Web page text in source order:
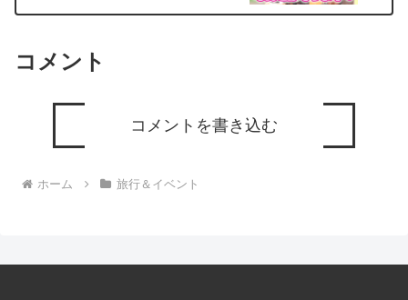
職場復帰に悩む方必見。【ひろゆき切り
コメント
コメントを書き込む
ホーム 旅行＆イベント